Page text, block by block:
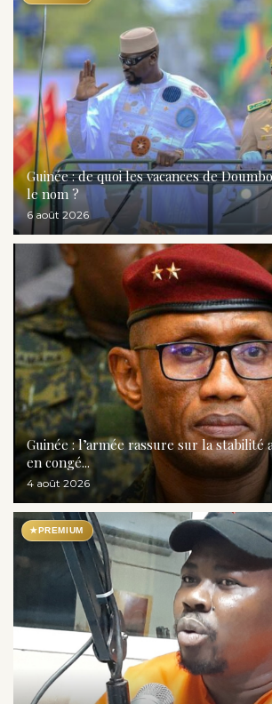
Guinée : de quoi les vacances de
le nom ?
6 août 2026
Guinée : l’armée rassure sur la stabilité
en congé...
4 août 2026
★PREMIUM